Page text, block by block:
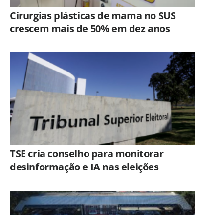
Cirurgias plásticas de mama no SUS
crescem mais de 50% em dez anos
TSE cria conselho para monitorar
desinformação e IA nas eleições